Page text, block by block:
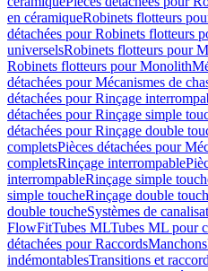
en céramiqueRobinets flotteurs
détachées pour Robinets flotteurs
universelsRobinets flotteurs pour
Robinets flotteurs pour Monolith
détachées pour Mécanismes de
détachées pour Rinçage
détachées pour Rinçage simple
détachées pour Rinçage double
completsPièces détachées pour
completsRinçage interrompable
interrompableRinçage simple
simple toucheRinçage double
double toucheSystèmes de
FlowFitTubes MLTubes ML pour
détachées pour RaccordsManchons
indémontablesTransitions et